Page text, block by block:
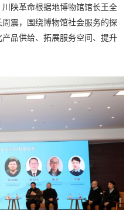
陕革命根据地博物馆馆长王全
震，围绕博物馆社会服务的探
品供给、拓展服务空间、提升